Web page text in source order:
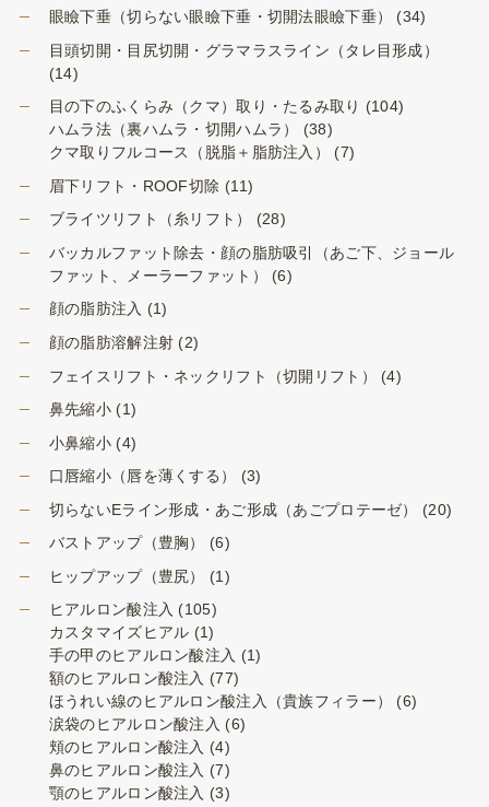
眼瞼下垂（切らない眼瞼下垂・切開法眼瞼下垂）
(34)
目頭切開・目尻切開・グラマラスライン（タレ目形成）
(14)
目の下のふくらみ（クマ）取り・たるみ取り (104)
ハムラ法（裏ハムラ・切開ハムラ）
(38)
クマ取りフルコース（脱脂＋脂肪注入）
(7)
眉下リフト・ROOF切除 (11)
ブライツリフト（糸リフト）
(28)
バッカルファット除去・顔の脂肪吸引（あご下、ジョール
ファット、メーラーファット）
(6)
顔の脂肪注入 (1)
顔の脂肪溶解注射 (2)
フェイスリフト・ネックリフト（切開リフト）
(4)
鼻先縮小(1)
小鼻縮小(4)
口唇縮小（唇を薄くする）
(3)
切らないEライン形成・あご形成（あごプロテーゼ）
(20)
バストアップ（豊胸）
(6)
ヒップアップ（豊尻）
(1)
ヒアルロン酸注入 (105)
カスタマイズヒアル (1)
手の甲のヒアルロン酸注入 (1)
額のヒアルロン酸注入 (77)
ほうれい線のヒアルロン酸注入（貴族フィラー）
(6)
涙袋のヒアルロン酸注入 (6)
頬のヒアルロン酸注入 (4)
鼻のヒアルロン酸注入 (7)
顎のヒアルロン酸注入 (3)